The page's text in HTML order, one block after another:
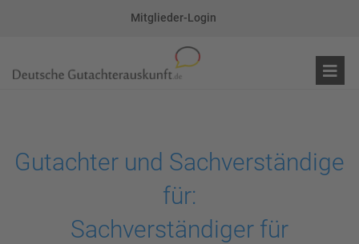
Mitglieder-Login
Gutachter und Sachverständige
für:
Sachverständiger für